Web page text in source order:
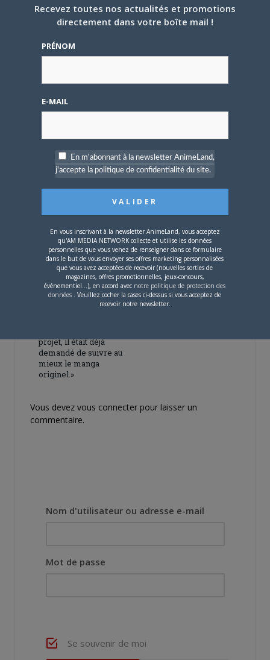
5 AOÛT 2026
disponible !
4 AOÛT 2026 0
Une nouvelle série TV
Digimon en préparation
0
projet, il était déjà
demandé de suivre au
mieux le manga
originel.»
Vous devez vous connecter pour laisser un
commentaire.
Nom d'utilisateur ou adresse e-mail
Mot de passe
Se souvenir de moi
Recevez toutes nos actualités et promotions
directement dans votre boîte mail !
PRÉNOM
E-MAIL
En m'abonnant à la newsletter AnimeLand,
j'accepte la politique de confidentialité du site.
En vous inscrivant à la newsletter AnimeLand, vous acceptez
qu'AM MEDIA NETWORK collecte et utilise les données
personnelles que vous venez de renseigner dans ce formulaire
dans le but de vous envoyer ses offres marketing personnalisées
que vous avez acceptées de recevoir (nouvelles sorties de
magazines, offres promotionnelles, jeux-concours,
événementiel...), en accord avec notre politique de protection des
données . Veuillez cocher la cases ci-dessus si vous acceptez de
recevoir notre newsletter.